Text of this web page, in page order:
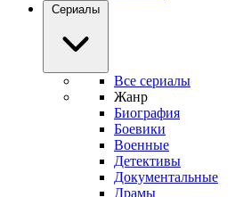
Сериалы
Все сериалы
Жанр
Биография
Боевики
Военные
Детективы
Документальные
Драмы